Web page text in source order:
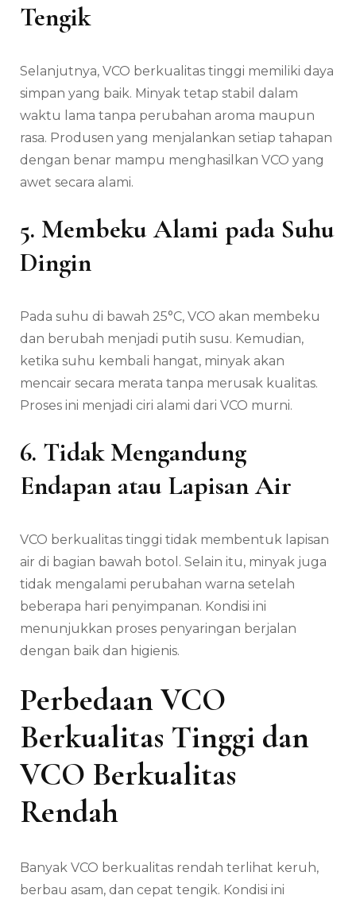
Tengik
Selanjutnya, VCO berkualitas tinggi memiliki daya
simpan yang baik. Minyak tetap stabil dalam
waktu lama tanpa perubahan aroma maupun
rasa. Produsen yang menjalankan setiap tahapan
dengan benar mampu menghasilkan VCO yang
awet secara alami.
5. Membeku Alami pada Suhu
Dingin
Pada suhu di bawah 25°C, VCO akan membeku
dan berubah menjadi putih susu. Kemudian,
ketika suhu kembali hangat, minyak akan
mencair secara merata tanpa merusak kualitas.
Proses ini menjadi ciri alami dari VCO murni.
6. Tidak Mengandung
Endapan atau Lapisan Air
VCO berkualitas tinggi tidak membentuk lapisan
air di bagian bawah botol. Selain itu, minyak juga
tidak mengalami perubahan warna setelah
beberapa hari penyimpanan. Kondisi ini
menunjukkan proses penyaringan berjalan
dengan baik dan higienis.
Perbedaan VCO
Berkualitas Tinggi dan
VCO Berkualitas
Rendah
Banyak VCO berkualitas rendah terlihat keruh,
berbau asam, dan cepat tengik. Kondisi ini